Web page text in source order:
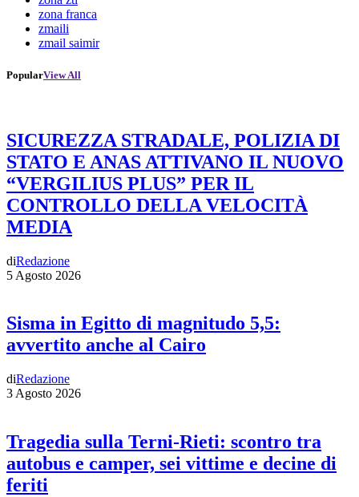
zona franca
zmaili
zmail saimir
PopularView All
SICUREZZA STRADALE, POLIZIA DI
STATO E ANAS ATTIVANO IL NUOVO
“VERGILIUS PLUS” PER IL
CONTROLLO DELLA VELOCITÀ
MEDIA
diRedazione
5 Agosto 2026
Sisma in Egitto di magnitudo 5,5:
avvertito anche al Cairo
diRedazione
3 Agosto 2026
Tragedia sulla Terni-Rieti: scontro tra
autobus e camper, sei vittime e decine di
feriti